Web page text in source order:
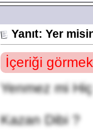
Yanıt: Yer
İçeriği
Yenmez mi Hiç
Kazan Dibi ?